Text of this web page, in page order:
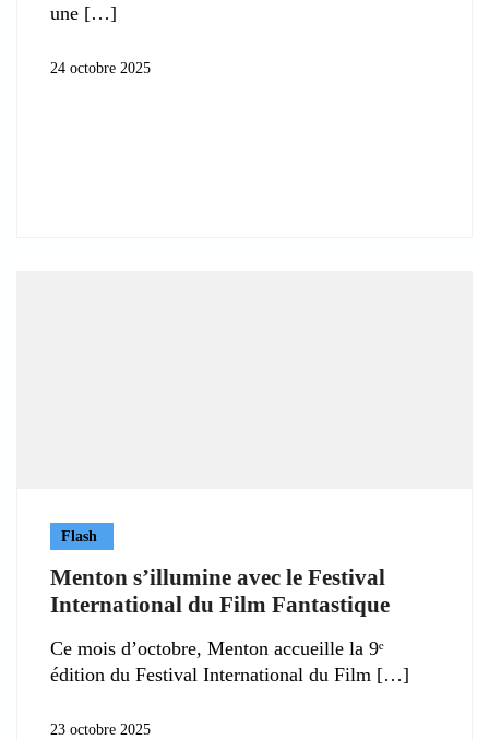
une
24 octobre 2025
Flash
Menton s’illumine avec le Festival
International du Film Fantastique
Ce mois d’octobre, Menton accueille la 9ᵉ
édition du Festival International du Film
23 octobre 2025